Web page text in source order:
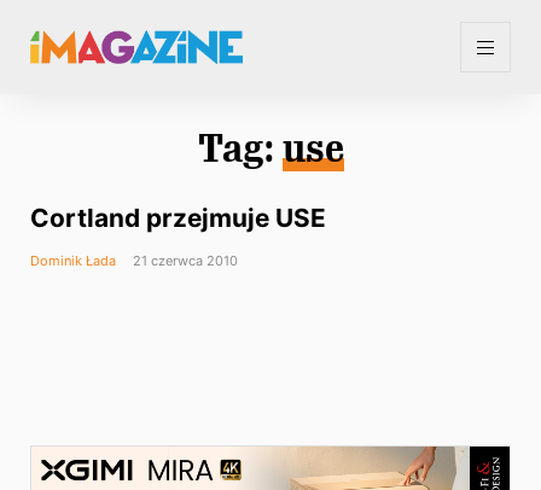
Tag: use
Cortland przejmuje USE
Dominik Łada 21 czerwca 2010